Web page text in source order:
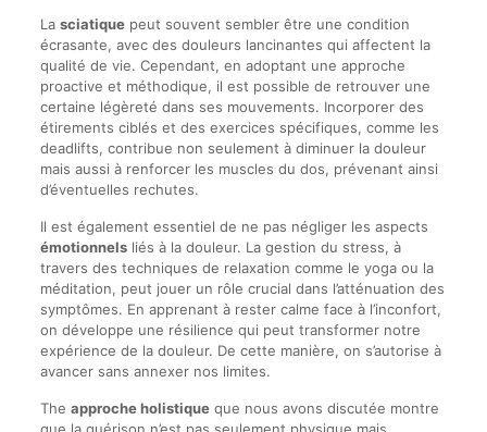
La sciatiquepeut souvent sembler être une condition
écrasante, avec des douleurs lancinantes qui affectent la
qualité de vie. Cependant, en adoptant une approche
proactive et méthodique, il est possible de retrouver une
certaine légèreté dans ses mouvements. Incorporer des
étirements ciblés et des exercices spécifiques, comme les
deadlifts, contribue non seulement à diminuer la douleur
mais aussi à renforcer les muscles du dos, prévenant ainsi
d’éventuelles rechutes.
Il est également essentiel de ne pas négliger les aspects
émotionnelsliés à la douleur. La gestion du stress, à
travers des techniques de relaxation comme le yoga ou la
méditation, peut jouer un rôle crucial dans l’atténuation des
symptômes. En apprenant à rester calme face à l’inconfort,
on développe une résilience qui peut transformer notre
expérience de la douleur. De cette manière, on s’autorise à
avancer sans annexer nos limites.
The approche holistiqueque nous avons discutée montre